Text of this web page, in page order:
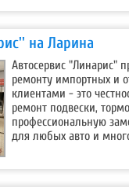
на Ларина
Автосервис "Линарис"
ремонту импортных и
клиентами - это
ремонт подвески,
профессиональную
для любых авто и